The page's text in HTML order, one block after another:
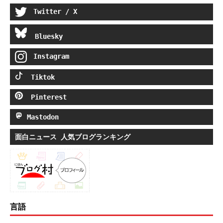
Twitter / X
Bluesky
Instagram
Tiktok
Pinterest
Mastodon
面白ニュース 人気ブログランキング
言語